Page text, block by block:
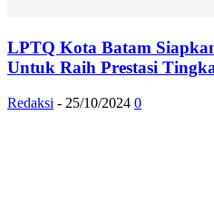
LPTQ Kota Batam
Untuk Raih Prestasi
Redaksi - 25/10/2024 0